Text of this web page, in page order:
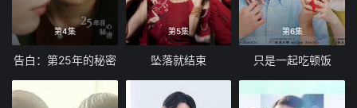
第4集
告白：第25年的秘密
第5集
坠落就结束
第6集
只是一起吃顿饭